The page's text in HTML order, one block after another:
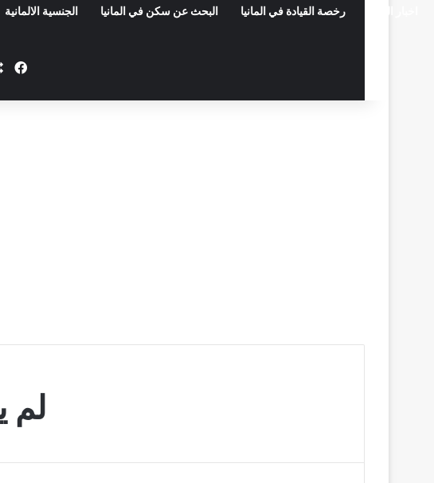
رخصة القيادة في المانيا البحث عن سكن في المانيا الجنسية الالمانية
لم